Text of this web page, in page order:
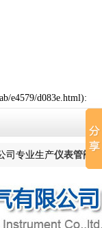
e4579/d083e.html):
司专业生产仪表管阀件